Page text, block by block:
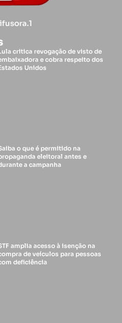
critica revogação de visto de
e cobra respeito dos
Unidos
o que é permitido na
eleitoral antes e
a campanha
amplia acesso à isenção na
de veículos para pessoas
deficiência